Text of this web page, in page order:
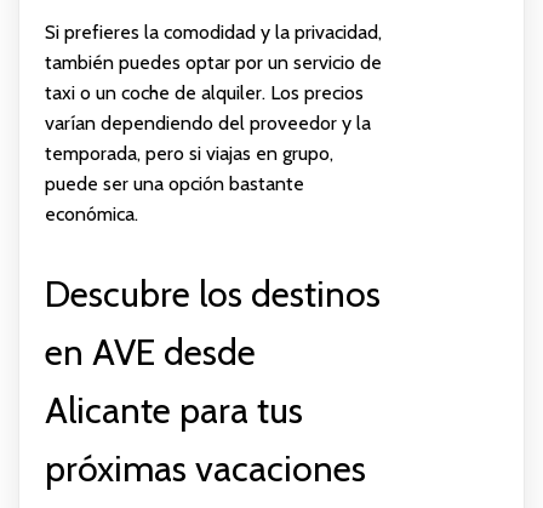
Si prefieres la comodidad y la privacidad,
también puedes optar por un servicio de
taxi o un coche de alquiler. Los precios
varían dependiendo del proveedor y la
temporada, pero si viajas en grupo,
puede ser una opción bastante
económica.
Descubre los destinos
en AVE desde
Alicante para tus
próximas vacaciones